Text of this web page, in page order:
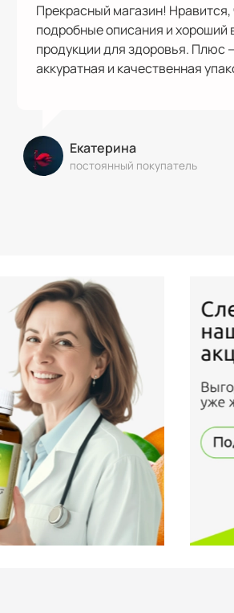
Прекрасный магазин! Нравится,
подробные описания и хороший
продукции для здоровья. Плюс
аккуратная и качественная
Екатерина
постоянный покупатель